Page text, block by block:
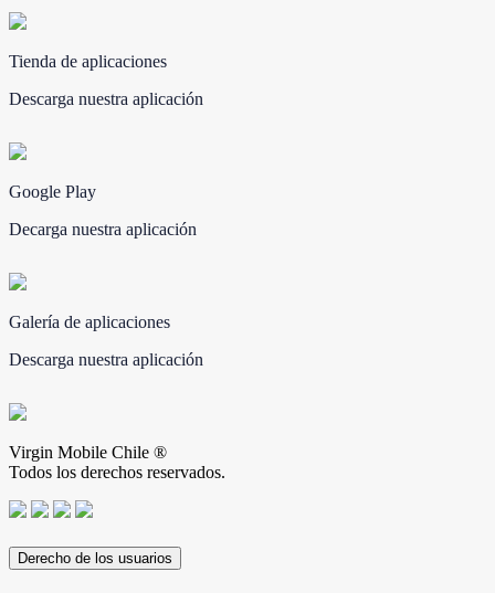
Tienda de aplicaciones
Descarga nuestra aplicación
Google Play
Decarga nuestra aplicación
Galería de aplicaciones
Descarga nuestra aplicación
Virgin Mobile Chile ®
Todos los derechos reservados.
Derecho de los usuarios